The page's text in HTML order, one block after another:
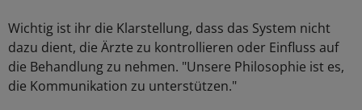
Wichtig ist ihr die Klarstellung, dass das System nicht
dazu dient, die Ärzte zu kontrollieren oder Einfluss auf
die Behandlung zu nehmen. "Unsere Philosophie ist es,
die Kommunikation zu unterstützen."